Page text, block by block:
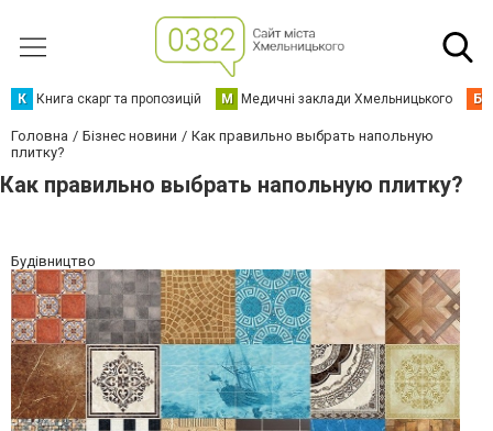
К Книга скарг та пропозицій М Медичні заклади Хмельницького Б
Головна Бізнес новини
Как правильно выбрать напольную
плитку?
Как правильно выбрать напольную плитку?
Будівництво